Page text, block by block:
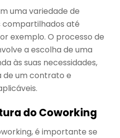
uma variedade de
compartilhados até
exemplo. O processo de
a escolha de uma
às suas necessidades,
de um contrato e
do Coworking
é importante se